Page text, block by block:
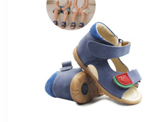
32 33
35
+1